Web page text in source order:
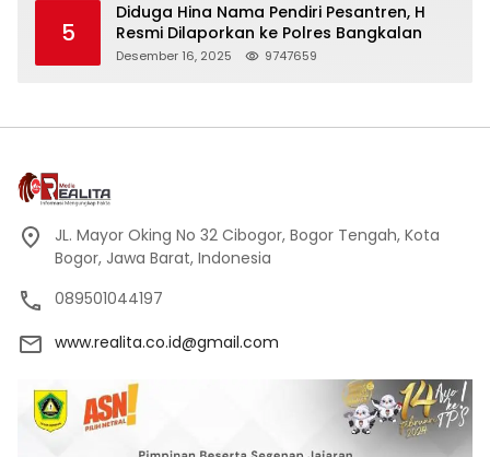
5
Diduga Hina Nama Pendiri Pesantren, H
Resmi Dilaporkan ke Polres Bangkalan
Desember 16, 2025 9747659
JL. Mayor Oking No 32 Cibogor, Bogor Tengah, Kota
Bogor, Jawa Barat, Indonesia
089501044197
www.realita.co.id@gmail.com